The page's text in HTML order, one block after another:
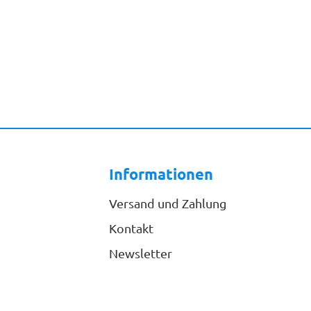
Informationen
Versand und Zahlung
Kontakt
Newsletter